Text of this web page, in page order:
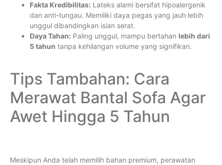
Fakta Kredibilitas: Lateks alami bersifat hipoalergenik
dan anti-tungau. Memiliki daya pegas yang jauh lebih
unggul dibandingkan isian serat.
Daya Tahan: Paling unggul, mampu bertahan lebih dari
5 tahun tanpa kehilangan volume yang signifikan.
Tips Tambahan: Cara
Merawat Bantal Sofa Agar
Awet Hingga 5 Tahun
Meskipun Anda telah memilih bahan premium, perawatan